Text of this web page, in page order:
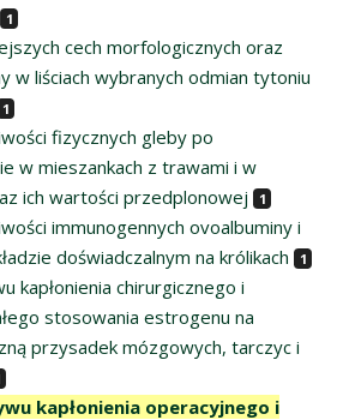
1
cech morfologicznych oraz
w liściach wybranych odmian tytoniu
1
fizycznych gleby po
w mieszankach z trawami i w
ich wartości przedplonowej
1
immunogennych ovoalbuminy i
doświadczalnym na królikach
1
kapłonienia chirurgicznego i
stosowania estrogenu na
przysadek mózgowych, tarczyc i
kapłonienia operacyjnego i